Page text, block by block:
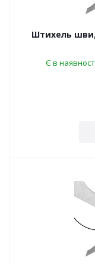
Штихель
Є в